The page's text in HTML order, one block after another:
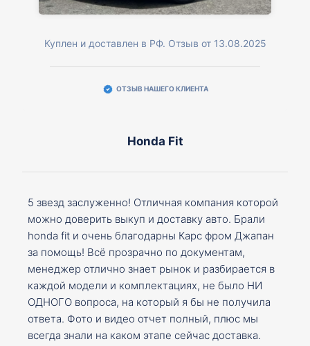
Куплен и доставлен в РФ. Отзыв от 13.08.2025
ОТЗЫВ НАШЕГО КЛИЕНТА
Honda Fit
5 звезд заслуженно! Отличная компания которой
можно доверить выкуп и доставку авто. Брали
honda fit и очень благодарны Карс фром Джапан
за помощь! Всё прозрачно по документам,
менеджер отлично знает рынок и разбирается в
каждой модели и комплектациях, не было НИ
ОДНОГО вопроса, на который я бы не получила
ответа. Фото и видео отчет полный, плюс мы
всегда знали на каком этапе сейчас доставка.